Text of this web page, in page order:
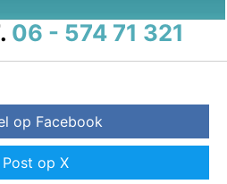
06 - 574 71 321
op Facebook
Post op X